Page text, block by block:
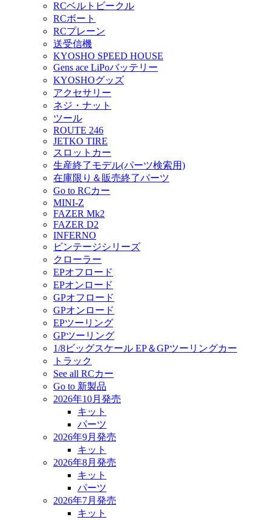
RCベルトビークル
RCボート
RCプレーン
送受信機
KYOSHO SPEED HOUSE
Gens ace LiPoバッテリー
KYOSHOグッズ
アクセサリー
ネジ・ナット
ツール
ROUTE 246
JETKO TIRE
スロットカー
生産終了モデル(パーツ検索用)
在庫限り＆販売終了パーツ
Go to RCカー
MINI-Z
FAZER Mk2
FAZER D2
INFERNO
ビンテージシリーズ
クローラー
EPオフロード
EPオンロード
GPオフロード
GPオンロード
EPツーリング
GPツーリング
1/8ビッグスケール EP＆GPツーリングカー
トラック
See all RCカー
Go to 新製品
2026年10月発売
キット
パーツ
2026年9月発売
キット
2026年8月発売
キット
パーツ
2026年7月発売
キット